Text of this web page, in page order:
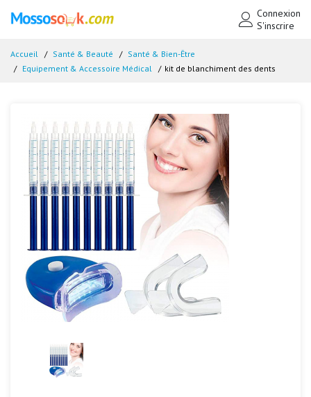
Connexion
S'inscrire
Accueil Santé & Beauté
Santé & Bien-Être
Equipement & Accessoire Médical
kit de blanchiment des dents